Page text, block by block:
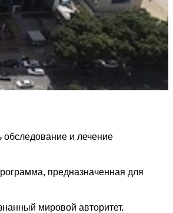
и лечение
предназначенная для
мировой авторитет.